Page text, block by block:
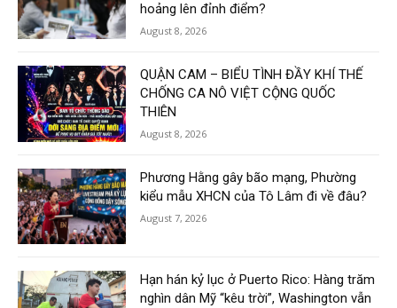
hoảng lên đỉnh điểm?
August 8, 2026
QUẬN CAM – BIỂU TÌNH ĐẦY KHÍ THẾ
CHỐNG CA NÔ VIỆT CỘNG QUỐC
THIÊN
August 8, 2026
Phương Hằng gây bão mạng, Phường
kiểu mẫu XHCN của Tô Lâm đi về đâu?
August 7, 2026
Hạn hán kỷ lục ở Puerto Rico: Hàng trăm
nghìn dân Mỹ “kêu trời”, Washington vẫn